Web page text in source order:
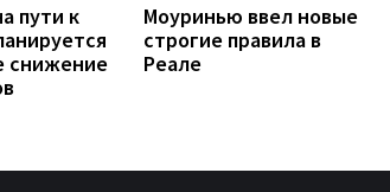
пути к
снижение
Моуринью ввел новые
строгие правила в
Реале